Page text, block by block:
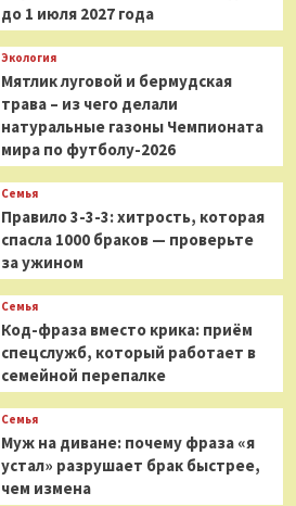
до 1 июля 2027 года
Экология
Мятлик луговой и бермудская
трава – из чего делали
натуральные газоны Чемпионата
мира по футболу-2026
Семья
Правило 3-3-3: хитрость, которая
спасла 1000 браков — проверьте
за ужином
Семья
Код-фраза вместо крика: приём
спецслужб, который работает в
семейной перепалке
Семья
Муж на диване: почему фраза «я
устал» разрушает брак быстрее,
чем измена